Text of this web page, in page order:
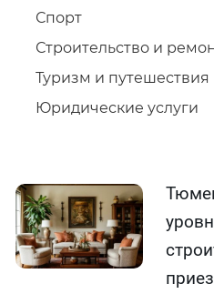
Спорт
Строительство и
Туризм и путешествия
Юридические услуги